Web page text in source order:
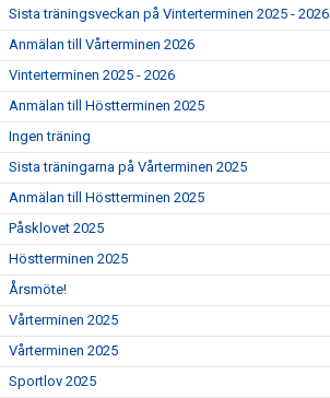
Sista träningsveckan på Vinterterminen 2025 - 2026
Anmälan till Vårterminen 2026
Vinterterminen 2025 - 2026
Anmälan till Höstterminen 2025
Ingen träning
Sista träningarna på Vårterminen 2025
Anmälan till Höstterminen 2025
Påsklovet 2025
Höstterminen 2025
Årsmöte!
Vårterminen 2025
Vårterminen 2025
Sportlov 2025